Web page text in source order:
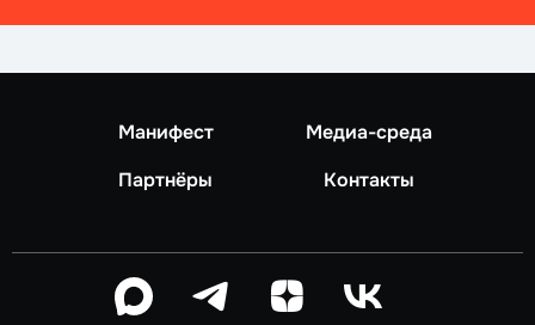
Манифест
Медиа-среда
Партнёры
Контакты